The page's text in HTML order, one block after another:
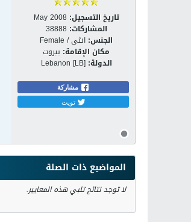
تاريخ التسجيل: May 2008
المشاركات: 38888
الجنس: انثى / Female
مكان الإقامة: بيروت
الدولة: Lebanon [LB]
مشاركة
تويت
المواضيع ذات الصلة
لا توجد نتائج تلبي هذه المعايير.